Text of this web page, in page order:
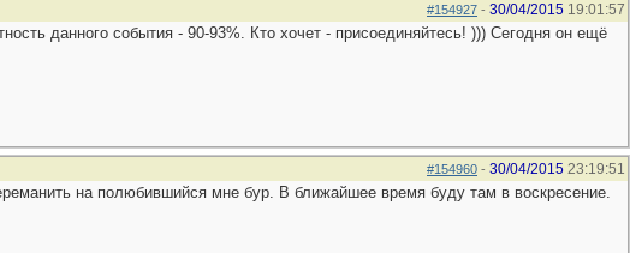
#154927 - 30/04/2015 19:01:57
данного события - 90-93%. Кто хочет - присоединяйтесь! ))) Сегодня он ещё
#154960 - 30/04/2015 23:19:51
на полюбившийся мне бур. В ближайшее время буду там в воскресение.